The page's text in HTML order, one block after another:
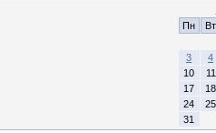
Пн
Вт
3
4
10
11
17
18
24
25
31